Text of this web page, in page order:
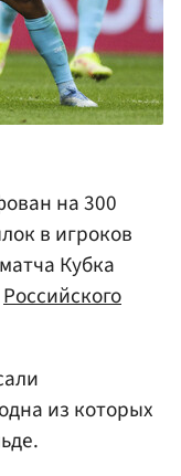
на 300
в игроков
Кубка
Российского
из которых